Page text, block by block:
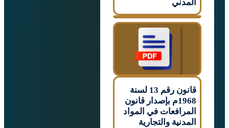
قانون رقم 13 لسنة
1968م بإصدار قانون
في المواد
والتجارية